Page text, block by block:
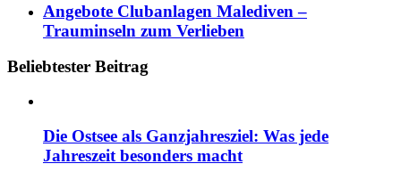
Angebote Clubanlagen Malediven –
Trauminseln zum Verlieben
Beliebtester Beitrag
Die Ostsee als Ganzjahresziel: Was jede
Jahreszeit besonders macht